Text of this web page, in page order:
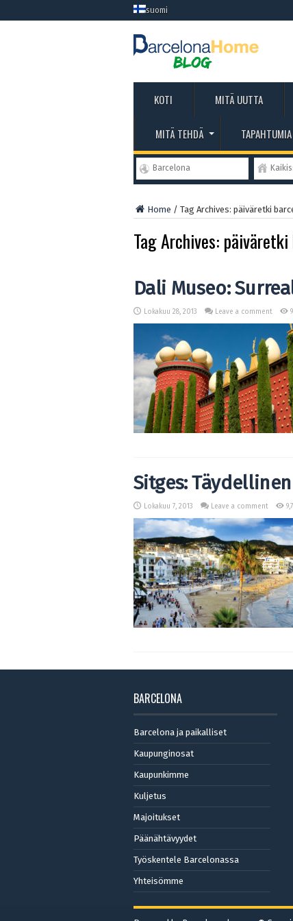
suomi
KOTI MITÄ UUTTA
MITÄ TEHDÄ TAPAHTUMIA
Barcelona
Home / Tag Archives: päiväretki
Tag Archives:
Dali Museo:
Lokakuu 28, 2013 Leave a comment
Sitges:
Lokakuu 7, 2013 Leave a comment
BARCELONA
Barcelona ja paikalliset
Kaupunginosat
Kaupunkimme
Kuljetus
Majoitukset
Päänähtävyydet
Työskentele Barcelonassa
Yhteisömme